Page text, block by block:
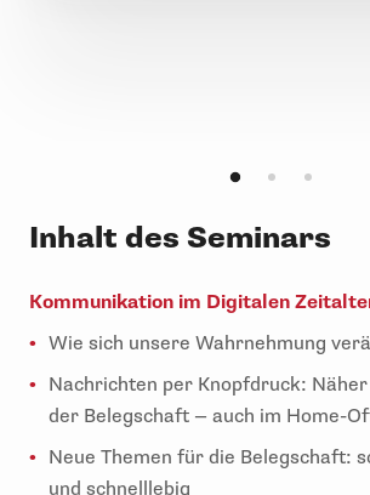
Inhalt des Seminars
Kommunikation im Digitalen
Wie sich unsere Wahrnehmung
Nachrichten per Knopfdruck:
der Belegschaft — auch im Home-
Neue Themen für die Belegschaft:
und schnelllebig